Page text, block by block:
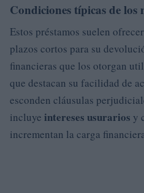
Condiciones típicas de los
Estos préstamos suelen
plazos cortos para su
financieras que los otorgan
que destacan su facilidad de
esconden cláusulas
incluye intereses usurarios y
incrementan la carga